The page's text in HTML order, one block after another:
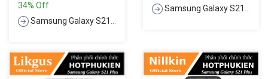
34% Off
Samsung Galaxy S21 Plus
Samsung Galaxy S21 Plus